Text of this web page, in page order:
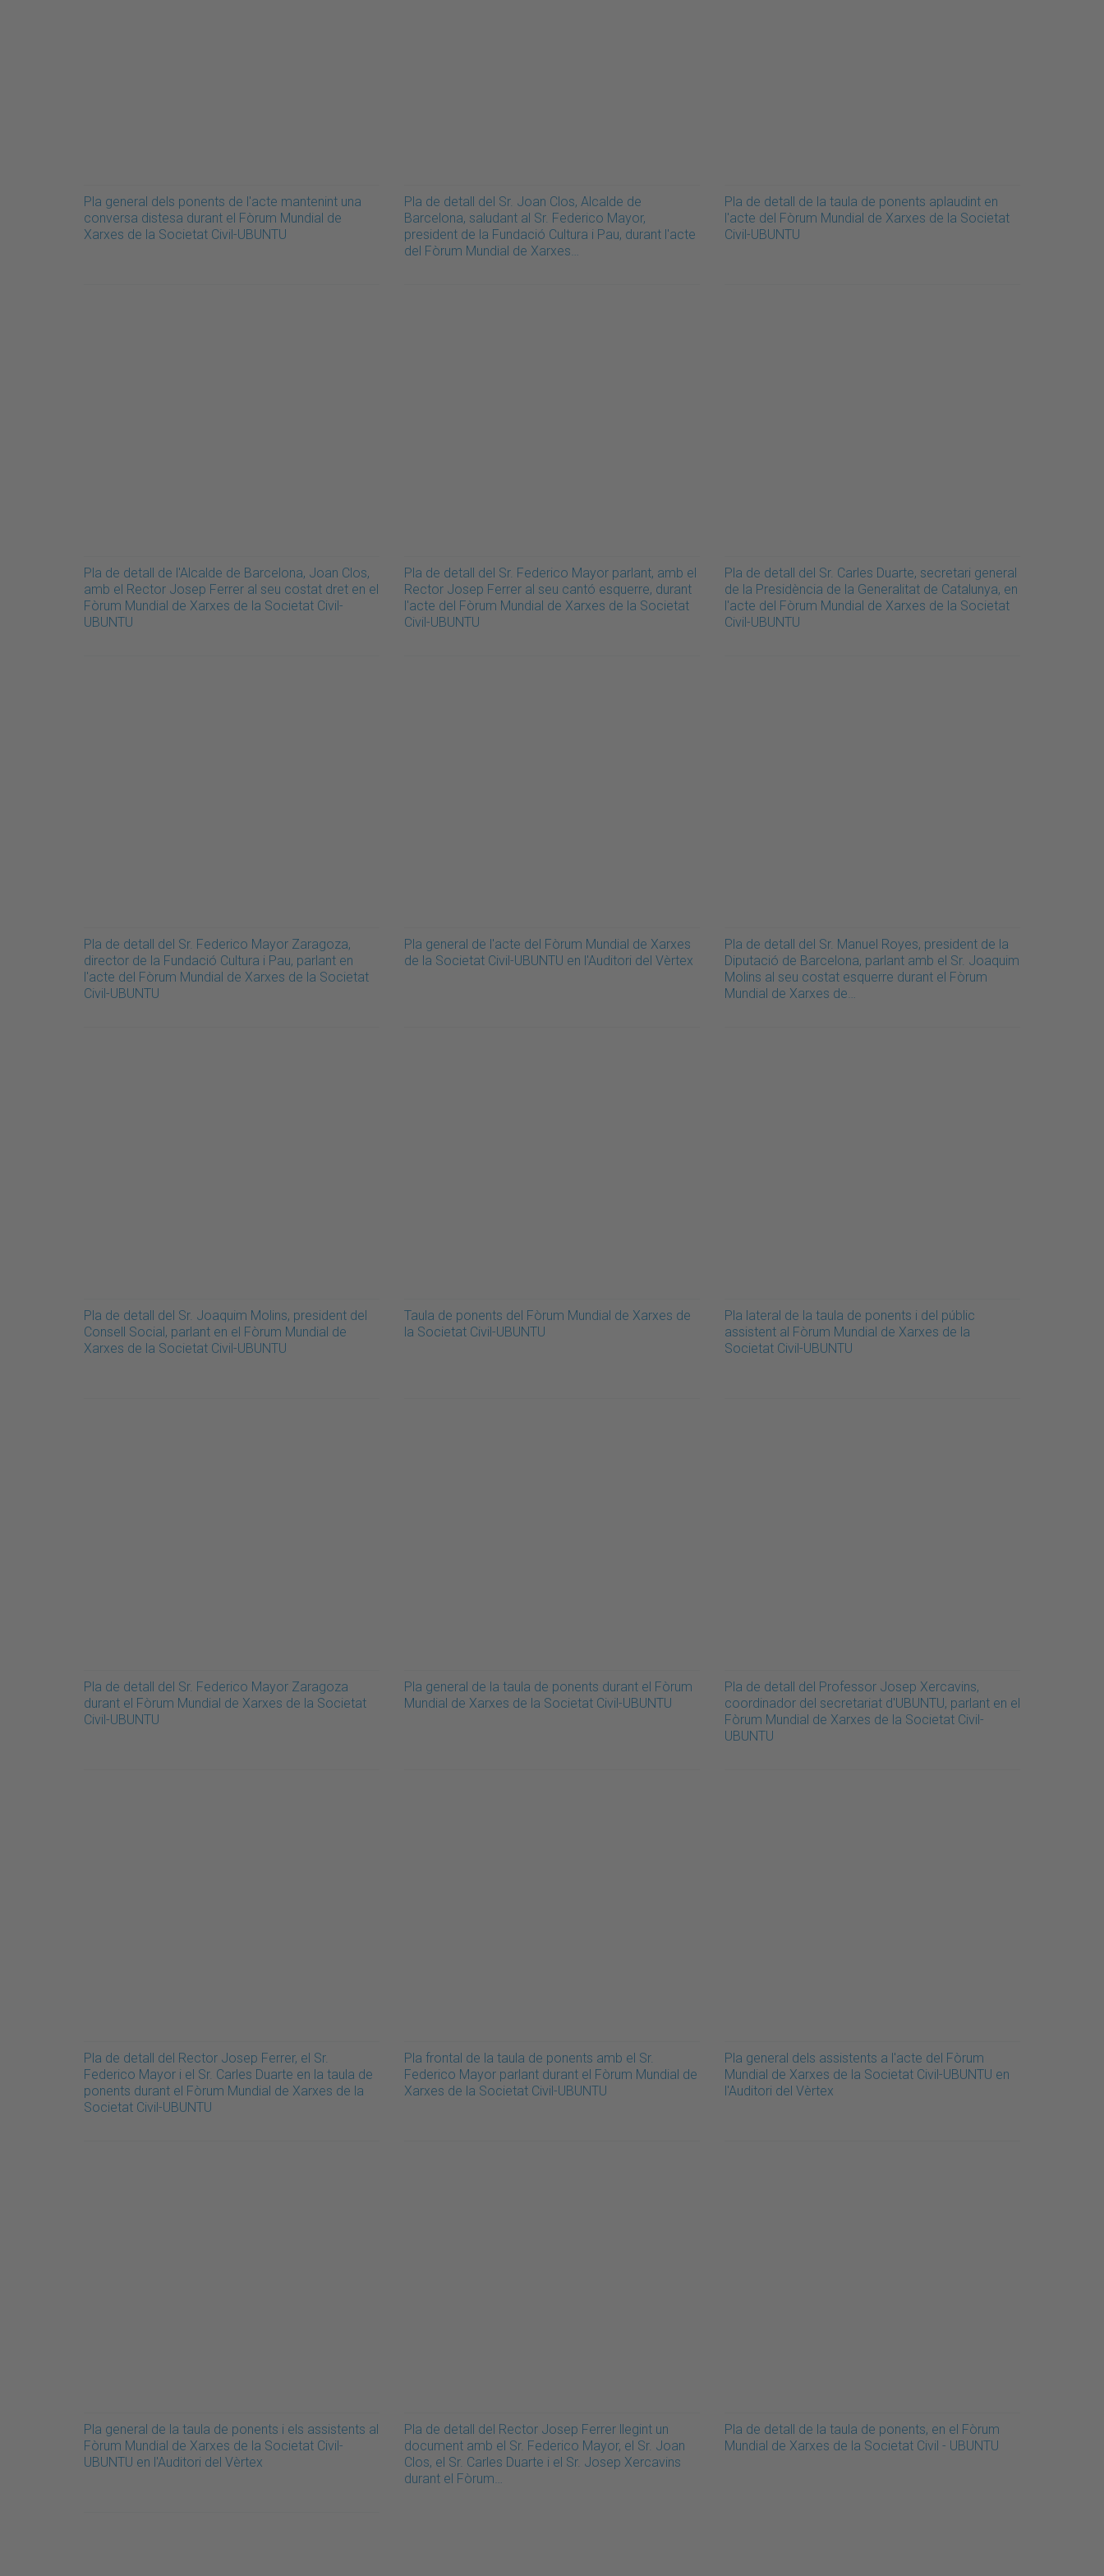
Pla general dels ponents de l'acte mantenint una
conversa distesa durant el Fòrum Mundial de
Xarxes de la Societat Civil-UBUNTU
Pla de detall del Sr. Joan Clos, Alcalde de
Barcelona, saludant al Sr. Federico Mayor,
president de la Fundació Cultura i Pau, durant l'acte
del Fòrum Mundial de Xarxes…
Pla de detall de la taula de ponents aplaudint en
l'acte del Fòrum Mundial de Xarxes de la Societat
Civil-UBUNTU
Pla de detall de l'Alcalde de Barcelona, Joan Clos,
amb el Rector Josep Ferrer al seu costat dret en el
Fòrum Mundial de Xarxes de la Societat Civil-
UBUNTU
Pla de detall del Sr. Federico Mayor parlant, amb el
Rector Josep Ferrer al seu cantó esquerre, durant
l'acte del Fòrum Mundial de Xarxes de la Societat
Civil-UBUNTU
Pla de detall del Sr. Carles Duarte, secretari general
de la Presidència de la Generalitat de Catalunya, en
l'acte del Fòrum Mundial de Xarxes de la Societat
Civil-UBUNTU
Pla de detall del Sr. Federico Mayor Zaragoza,
director de la Fundació Cultura i Pau, parlant en
l'acte del Fòrum Mundial de Xarxes de la Societat
Civil-UBUNTU
Pla general de l'acte del Fòrum Mundial de Xarxes
de la Societat Civil-UBUNTU en l'Auditori del Vèrtex
Pla de detall del Sr. Manuel Royes, president de la
Diputació de Barcelona, parlant amb el Sr. Joaquim
Molins al seu costat esquerre durant el Fòrum
Mundial de Xarxes de…
Pla de detall del Sr. Joaquim Molins, president del
Consell Social, parlant en el Fòrum Mundial de
Xarxes de la Societat Civil-UBUNTU
Taula de ponents del Fòrum Mundial de Xarxes de
la Societat Civil-UBUNTU
Pla lateral de la taula de ponents i del públic
assistent al Fòrum Mundial de Xarxes de la
Societat Civil-UBUNTU
Pla de detall del Sr. Federico Mayor Zaragoza
durant el Fòrum Mundial de Xarxes de la Societat
Civil-UBUNTU
Pla general de la taula de ponents durant el Fòrum
Mundial de Xarxes de la Societat Civil-UBUNTU
Pla de detall del Professor Josep Xercavins,
coordinador del secretariat d'UBUNTU, parlant en el
Fòrum Mundial de Xarxes de la Societat Civil-
UBUNTU
Pla de detall del Rector Josep Ferrer, el Sr.
Federico Mayor i el Sr. Carles Duarte en la taula de
ponents durant el Fòrum Mundial de Xarxes de la
Societat Civil-UBUNTU
Pla frontal de la taula de ponents amb el Sr.
Federico Mayor parlant durant el Fòrum Mundial de
Xarxes de la Societat Civil-UBUNTU
Pla general dels assistents a l'acte del Fòrum
Mundial de Xarxes de la Societat Civil-UBUNTU en
l'Auditori del Vèrtex
Pla general de la taula de ponents i els assistents al
Fòrum Mundial de Xarxes de la Societat Civil-
UBUNTU en l'Auditori del Vèrtex
Pla de detall del Rector Josep Ferrer llegint un
document amb el Sr. Federico Mayor, el Sr. Joan
Clos, el Sr. Carles Duarte i el Sr. Josep Xercavins
durant el Fòrum…
Pla de detall de la taula de ponents, en el Fòrum
Mundial de Xarxes de la Societat Civil - UBUNTU